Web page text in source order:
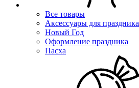
Все товары
Аксессуары для праздника
Новый Год
Оформление праздника
Пасха